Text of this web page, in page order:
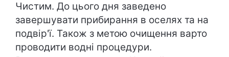
Чистим. До цього дня заведено
завершувати прибирання в оселях та на
подвір'ї. Також з метою очищення варто
проводити водні процедури.